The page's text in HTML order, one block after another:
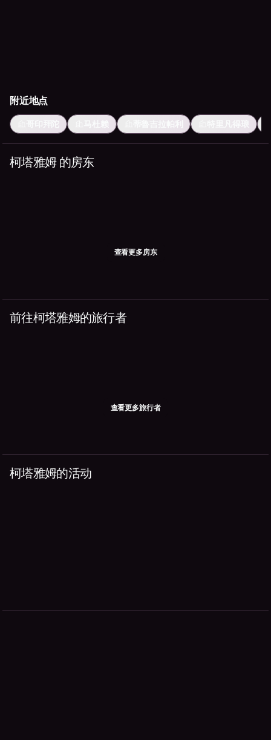
附近地点
哥印拜陀 马杜赖 蒂魯吉拉帕利 特里凡得琅
柯塔雅姆 的房东
查看更多房东
前往柯塔雅姆的旅行者
查看更多旅行者
柯塔雅姆的活动